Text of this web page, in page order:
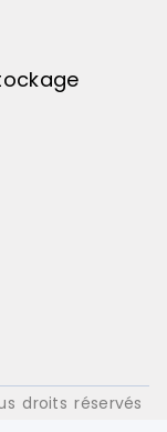
droits réservés